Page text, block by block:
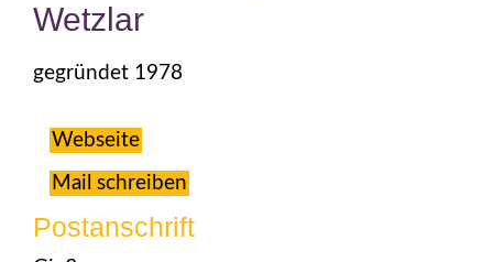
Wetzlar
gegründet 1978
Webseite
Mail schreiben
Postanschrift